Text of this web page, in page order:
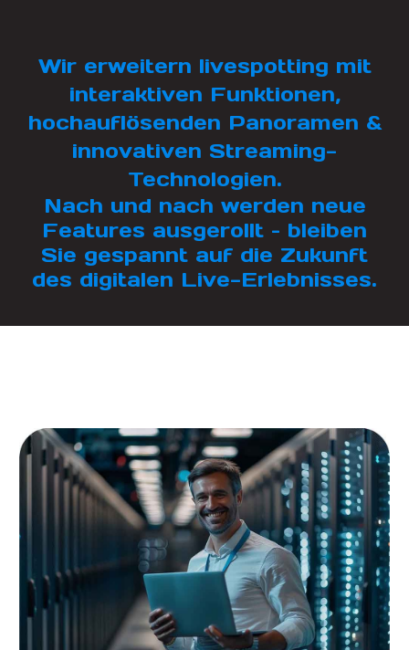
Wir erweitern livespotting mit
interaktiven Funktionen,
hochauflösenden Panoramen &
innovativen Streaming-
Technologien.
Nach und nach werden neue
Features ausgerollt – bleiben
Sie gespannt auf die Zukunft
des digitalen Live-Erlebnisses.